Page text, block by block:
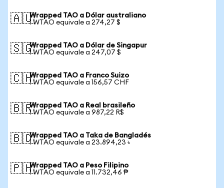
🇦🇺Wrapped TAO a Dólar australiano
1 WTAO equivale a 274,27 $
🇸🇬Wrapped TAO a Dólar de Singapur
1 WTAO equivale a 247,07 $
🇨🇭Wrapped TAO a Franco Suizo
1 WTAO equivale a 156,57 CHF
🇧🇷Wrapped TAO a Real brasileño
1 WTAO equivale a 987,22 R$
🇧🇩Wrapped TAO a Taka de Bangladés
1 WTAO equivale a 23.894,23 ৳
🇵🇭Wrapped TAO a Peso Filipino
1 WTAO equivale a 11.732,46 ₱